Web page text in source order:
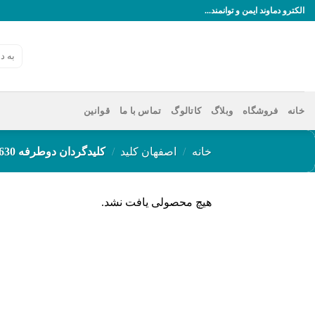
پرشالکترو دماوند ایمن و توانمند...
برای:
خانه فروشگاه وبلاگ کاتالوگ تماس با ما قوانین
خانه / اصفهان کلید / کلیدگردان دوطرفه 630
هیچ محصولی یافت نشد.